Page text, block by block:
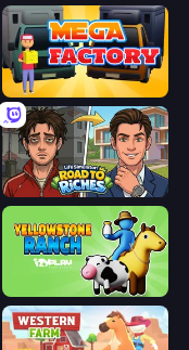
Mega Factory
Life Simulator: Road to Riches
Yellowstone Ranch